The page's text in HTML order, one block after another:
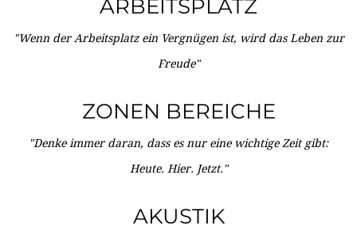
ARBEITSPLATZ
"Wenn der Arbeitsplatz ein Vergnügen ist, wird das Leben zur
Freude"
ZONEN BEREICHE
"Denke immer daran, dass es nur eine wichtige Zeit gibt:
Heute. Hier. Jetzt."
AKUSTIK